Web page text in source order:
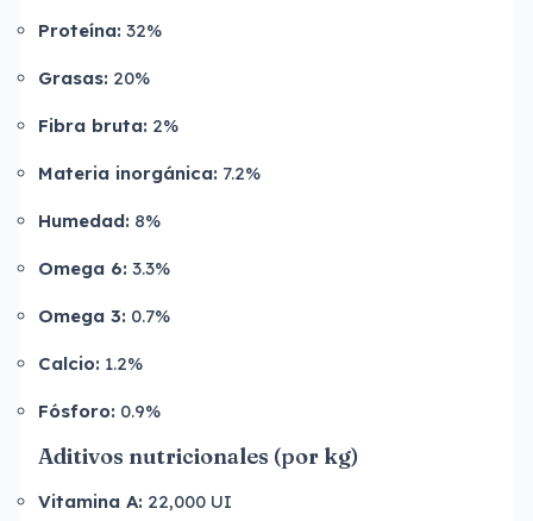
Proteína: 32%
Grasas: 20%
Fibra bruta: 2%
Materia inorgánica: 7.2%
Humedad: 8%
Omega 6: 3.3%
Omega 3: 0.7%
Calcio: 1.2%
Fósforo: 0.9%
Aditivos nutricionales (por kg)
Vitamina A: 22,000 UI